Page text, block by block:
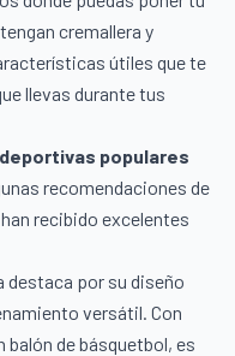
cremallera y
útiles que te
llevas durante tus
populares
recomendaciones de
recibido excelentes
destaca por su diseño
versátil. Con
de básquetbol, es